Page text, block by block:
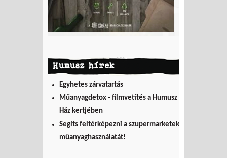
Humusz hírek
Egyhetes zárvatartás
Műanyagdetox - filmvetítés a Humusz
Ház kertjében
Segíts feltérképezni a szupermarketek
műanyaghasználatát!